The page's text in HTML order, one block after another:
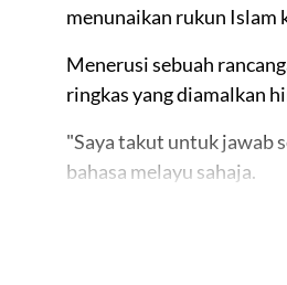
menunaikan rukun Islam
Menerusi sebuah
ringkas yang diamalkan
"Saya takut untuk jawab
bahasa melayu sahaja.